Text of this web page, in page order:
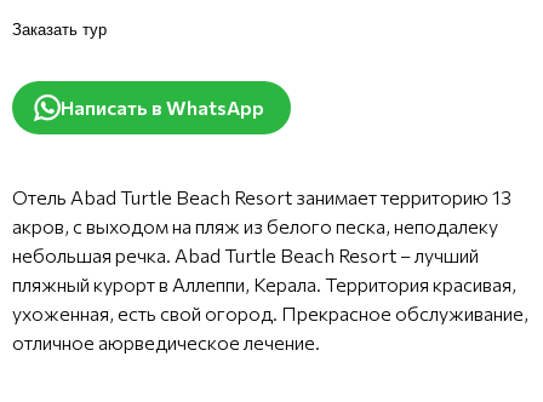
Заказать тур
Написать в WhatsApp
Отель Abad Turtle Beach Resort занимает территорию 13
акров, с выходом на пляж из белого песка, неподалеку
небольшая речка. Abad Turtle Beach Resort – лучший
пляжный курорт в Аллеппи, Керала. Территория красивая,
ухоженная, есть свой огород. Прекрасное обслуживание,
отличное аюрведическое лечение.